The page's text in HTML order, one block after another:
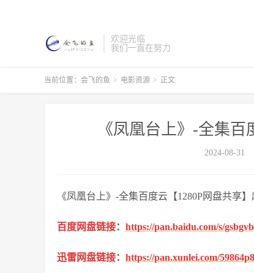
欢迎光临
我们一直在努力
当前位置： 会飞的鱼 > 电影资源 > 正文
《凤凰台上》-全集
2024-08-31
《凤凰台上》-全集百度云【1280P网盘共享
百度网盘链接： https://pan.baidu.com/s/
迅雷网盘链接： https://pan.xunlei.com/